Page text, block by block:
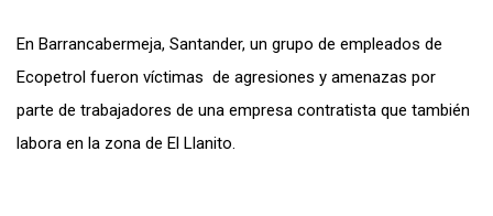
En Barrancabermeja, Santander, un grupo de empleados de
Ecopetrol fueron víctimas de agresiones y amenazas por
parte de trabajadores de una empresa contratista que también
labora en la zona de El Llanito.